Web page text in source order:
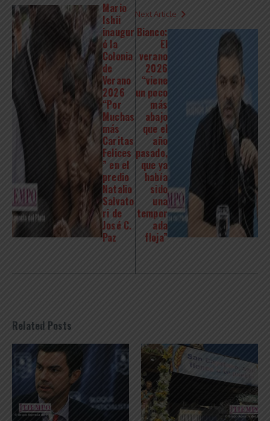
Mario
Ishii
inaugur
ó la
Colonia
de
Verano
2026
“Por
Muchas
más
Caritas
Felices
” en el
predio
Natalio
Salvato
ri de
José C.
Paz
Next Article
Bianco:
El
verano
2026
“viene
un poco
más
abajo
que el
año
pasado,
que ya
había
sido
una
tempor
ada
floja”
Related Posts